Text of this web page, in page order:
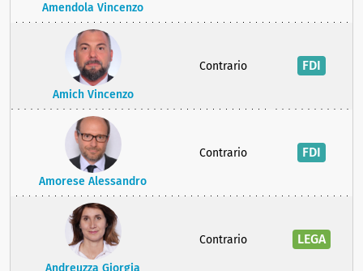
Amendola Vincenzo
Amich Vincenzo
Contrario FDI
Amorese Alessandro
Contrario FDI
Andreuzza Giorgia
Contrario LEGA